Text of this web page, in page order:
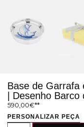
Base de Garrafa
| Desenho
590,00€
PERSONALIZAR PEÇA